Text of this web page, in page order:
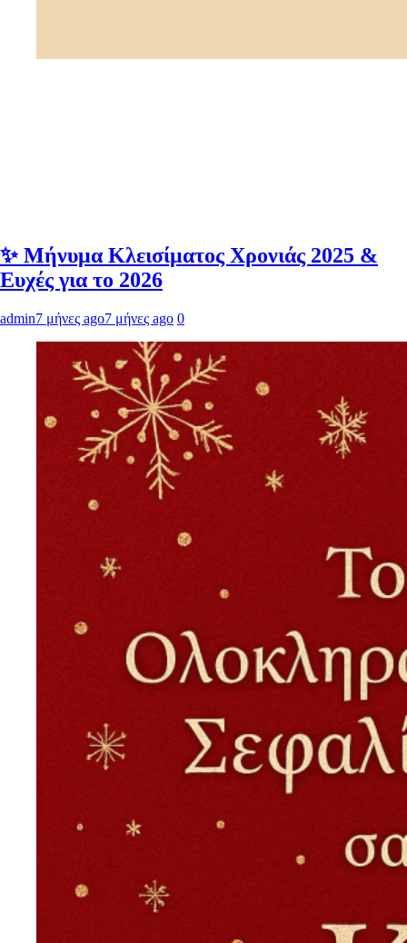
✨ Μήνυμα Κλεισίματος Χρονιάς 2025 &
Ευχές για το 2026
admin7 μήνες ago7 μήνες ago 0